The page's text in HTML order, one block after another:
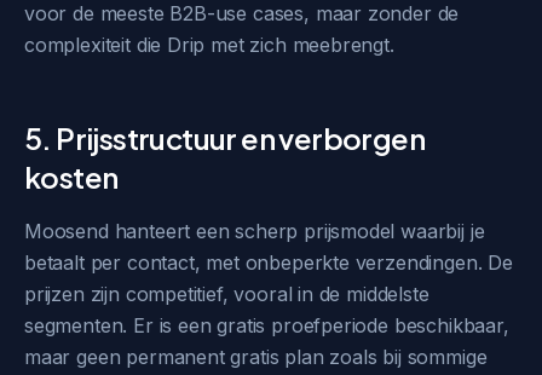
voor de meeste B2B-use cases, maar zonder de
complexiteit die Drip met zich meebrengt.
5. Prijsstructuur en verborgen
kosten
Moosend hanteert een scherp prijsmodel waarbij je
betaalt per contact, met onbeperkte verzendingen. De
prijzen zijn competitief, vooral in de middelste
segmenten. Er is een gratis proefperiode beschikbaar,
maar geen permanent gratis plan zoals bij sommige